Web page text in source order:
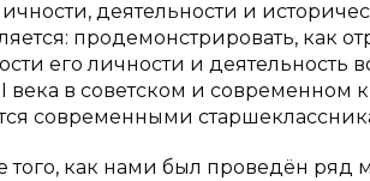
деятельности и
продемонстрировать, как
его личности и
в советском и современном
современными
того, как нами был проведён